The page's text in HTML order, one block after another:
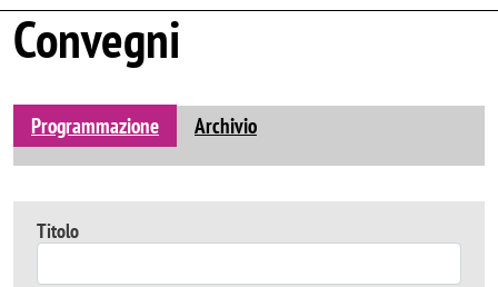
Convegni
Programmazione Archivio
Titolo